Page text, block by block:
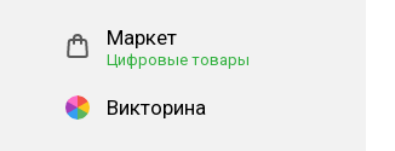
Маркет
Цифровые товары
Викторина